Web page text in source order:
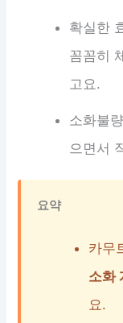
확실한
꼼꼼히
고요.
소화불
으면서
요약
카무
소화
요.